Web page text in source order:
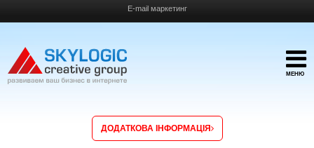
E-mail маркетинг
МЕНЮ
ДОДАТКОВА ІНФОРМАЦІЯ